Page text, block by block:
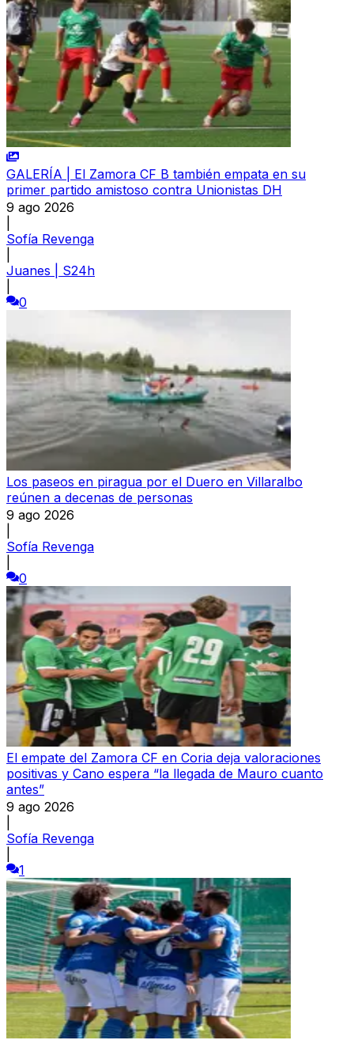
GALERÍA | El Zamora CF B también empata en su
primer partido amistoso contra Unionistas DH
9 ago 2026
Sofía Revenga
Juanes | S24h
0
Los paseos en piragua por el Duero en Villaralbo
reúnen a decenas de personas
9 ago 2026
Sofía Revenga
0
El empate del Zamora CF en Coria deja valoraciones
positivas y Cano espera “la llegada de Mauro cuanto
antes”
9 ago 2026
Sofía Revenga
1